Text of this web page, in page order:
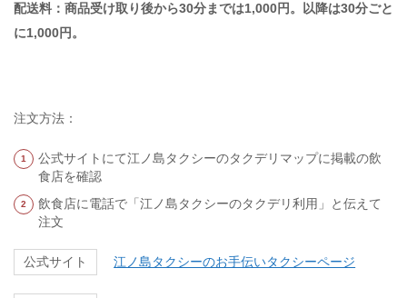
配送料：商品受け取り後から30分までは1,000円。以降は30分ごと
に1,000円。
注文方法：
公式サイトにて江ノ島タクシーのタクデリマップに掲載の飲
食店を確認
飲食店に電話で「江ノ島タクシーのタクデリ利用」と伝えて
注文
公式サイト 江ノ島タクシーのお手伝いタクシーページ